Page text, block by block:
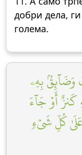
добри дела,
голема.
بِهِۦ
كَنزٌ أَوۡ جَآءَ
كُلِّ شَيۡءٖ